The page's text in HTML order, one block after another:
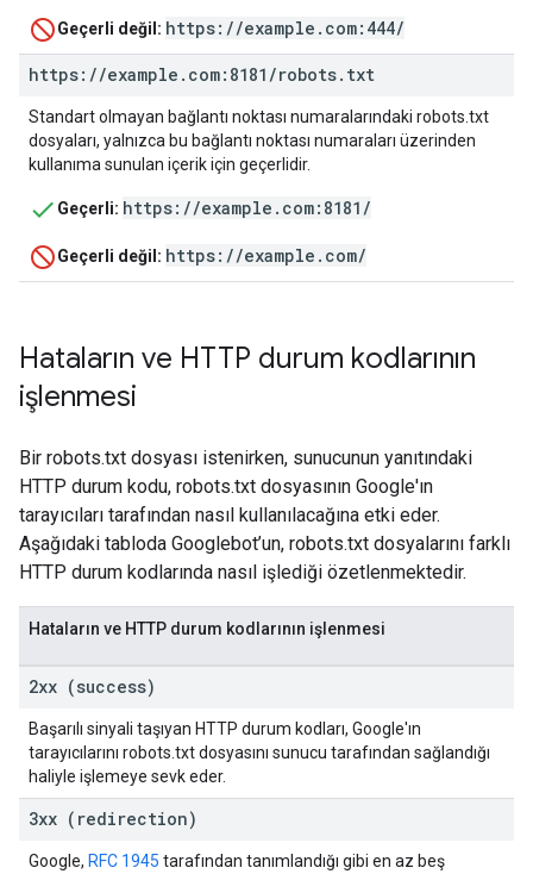
Geçerli değil: https://example.com:444/
https: //example . com:8181 /robots. txt
Standart olmayan bağlantı noktası numaralarındaki robots.txt
dosyaları, yalnızca bu bağlantı noktası numaraları üzerinden
kullanıma sunulan içerik için geçerlidir.
Geçerli: https://example.com:8181/
Geçerli değil: https://example.com/
Hataların ve HTTP durum kodlarının
işlenmesi
Bir robots.txt dosyası istenirken, sunucunun yanıtındaki
HTTP durum kodu, robots.txt dosyasının Google'ın
tarayıcıları tarafından nasıl kullanılacağına etki eder.
Aşağıdaki tabloda Googlebot’un, robots.txt dosyalarını farklı
HTTP durum kodlarında nasıl işlediği özetlenmektedir.
Hataların ve HTTP durum kodlarının işlenmesi
2xx (success)
Başarılı sinyali taşıyan HTTP durum kodları, Google'ın
tarayıcılarını robots.txt dosyasını sunucu tarafından sağlandığı
haliyle işlemeye sevk eder.
3xx (redirection)
Google, RFC 1945 tarafından tanımlandığı gibi en az beş